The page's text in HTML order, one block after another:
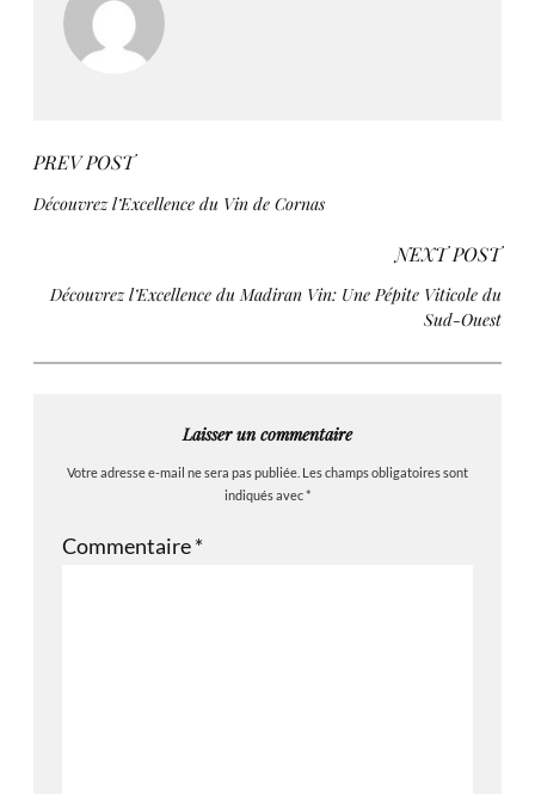
PREV POST
Découvrez l’Excellence du Vin de Cornas
NEXT POST
Découvrez l’Excellence du Madiran Vin: Une Pépite Viticole du
Sud-Ouest
Laisser un commentaire
Votre adresse e-mail ne sera pas publiée. Les champs obligatoires sont
indiqués avec*
Commentaire*